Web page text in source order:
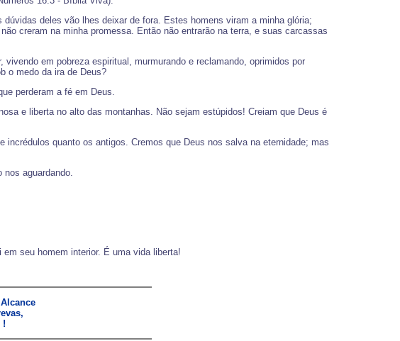
deles vão lhes deixar de fora. Estes homens viram a minha glória;
creram na minha promessa. Então não entrarão na terra, e suas carcassas
em pobreza espiritual, murmurando e reclamando, oprimidos por
o medo da ira de Deus?
perderam a fé em Deus.
e liberta no alto das montanhas. Não sejam estúpidos! Creiam que Deus é
quanto os antigos. Cremos que Deus nos salva na eternidade; mas
aguardando.
seu homem interior. É uma vida liberta!
!